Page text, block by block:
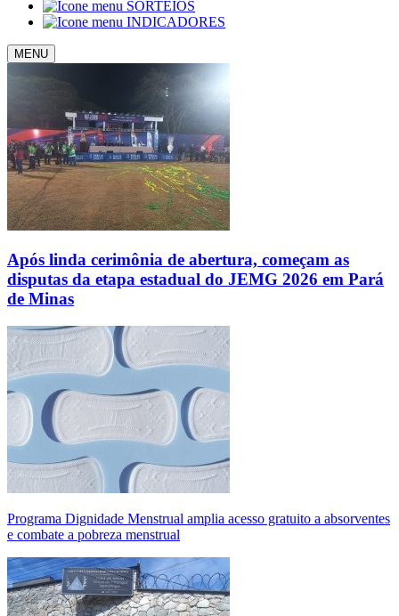
SORTEIOS
INDICADORES
MENU
Após linda cerimônia de abertura, começam as
disputas da etapa estadual do JEMG 2026 em Pará
de Minas
Programa Dignidade Menstrual amplia acesso gratuito a absorventes
e combate a pobreza menstrual